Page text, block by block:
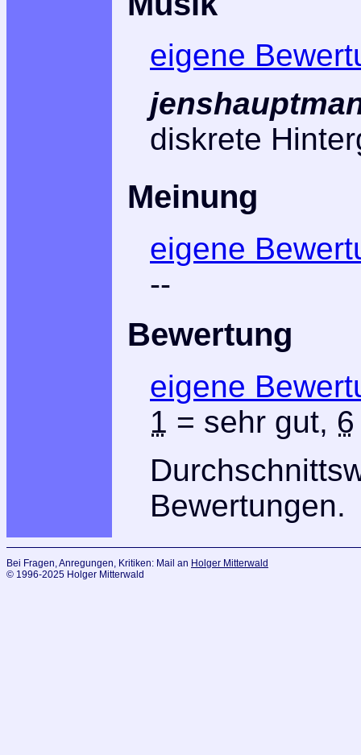
eigene
diskrete
Meinung
eigene
--
Bewertung
eigene
1 = sehr gut, 6
Bewertungen.
Bei Fragen, Anregungen, Kritiken: Mail an Holger Mitterwald
© 1996-2025 Holger Mitterwald